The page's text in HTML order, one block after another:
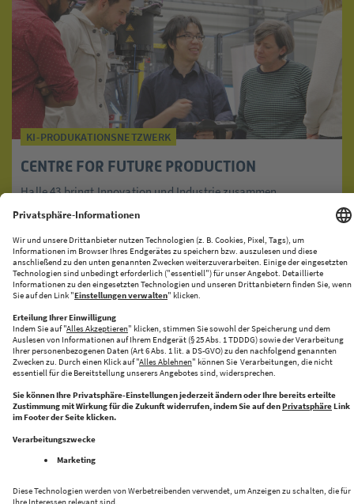
KI-PRODUKATIONSNETZWERK
CENTRE FOR FUTURE PRODUCTION
Halle 43 bringt Innovation und Industrie zusammen
START-UP SZENE
Doppeltes Jubiläum - Ökosystem statt Ego-
System
Die DZ.S Founders Factory stärkt Augsburgs wachsende Start-
up-Szene als zentraler Ort für Innovation, Vernetzung und die
Zusammenarbeit ...